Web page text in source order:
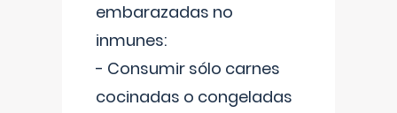
embarazadas no
inmunes:
- Consumir sólo carnes
cocinadas o congeladas